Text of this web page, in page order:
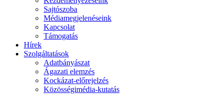
Sajtószoba
Médiamegjelenéseink
Kapcsolat
Támogatás
Hírek
Szolgáltatások
Adatbányászat
Ágazati elemzés
Kockázat-előrejelzés
Közösségimédia-kutatás